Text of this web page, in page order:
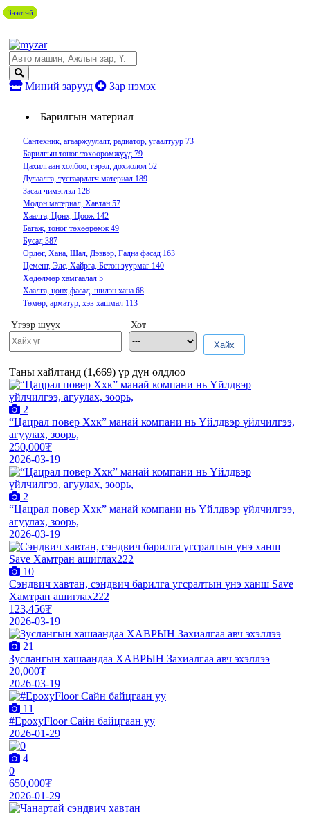
Миний зарууд Зар нэмэх
Барилгын материал
Сантехник, агааржуулалт, радиатор, угаалтуур 73
Барилгын тоног төхөөрөмжүүд 79
Цахилгаан холбоо, гэрэл, дохиолол 52
Дулаалга, тусгаарлагч материал 189
Засал чимэглэл 128
Модон материал, Хавтан 57
Хаалга, Цонх, Цоож 142
Багаж, тоног төхөөрөмж 49
Бусад 387
Өрлөг, Хана, Шал, Дээвэр, Гадна фасад 163
Цемент, Элс, Хайрга, Бетон зуурмаг 140
Хөдөлмөр хамгаалал 5
Хаалга, цонх,фасад, шилэн хана 68
Төмөр, арматур, хэв хашмал 113
Үгээр шүүх
Хот
Хайх
Таны хайлтанд (1,669) үр дүн олдлоо
2
“Цацрал повер Ххк” манай компани нь Үйлдвэр үйлчилгээ,
агуулах, зоорь,
250,000₮
2026-03-19
2
“Цацрал повер Ххк” манай компани нь Үйлдвэр үйлчилгээ,
агуулах, зоорь,
2026-03-19
10
Сэндвич хавтан, сэндвич барилга угсралтын үнэ ханш Save
Хамтран ашиглах222
123,456₮
2026-03-19
21
Зуслангын хашаандаа ХАВРЫН Захиалгаа авч эхэллээ
20,000₮
2026-03-19
11
#EpoxyFloor Сайн байцгаан уу
2026-01-29
4
0
650,000₮
2026-01-29
Зээлтэй
Зээлтэй
Зээлтэй
Зээлтэй
Зээлтэй
Зээлтэй